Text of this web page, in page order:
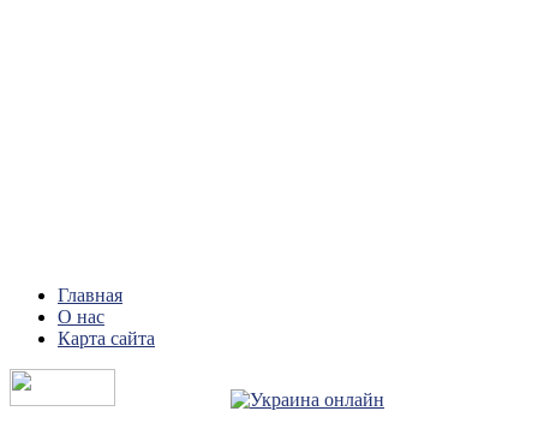
Главная
О нас
Карта сайта